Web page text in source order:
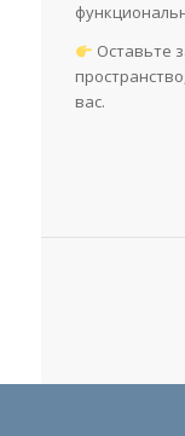
Оставьте
вас.